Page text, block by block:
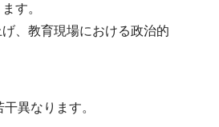
す。
、教育現場における政治的
異なります。